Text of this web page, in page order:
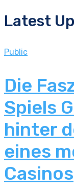
Latest
Public
Die
Spiels
hinter
eines
Casinos